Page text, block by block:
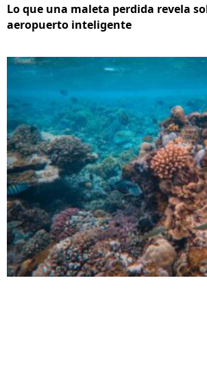
Lo que una maleta perdida revela
aeropuerto inteligente